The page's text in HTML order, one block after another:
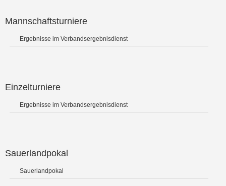
Mannschaftsturniere
Ergebnisse im Verbandsergebnisdienst
Einzelturniere
Ergebnisse im Verbandsergebnisdienst
Sauerlandpokal
Sauerlandpokal